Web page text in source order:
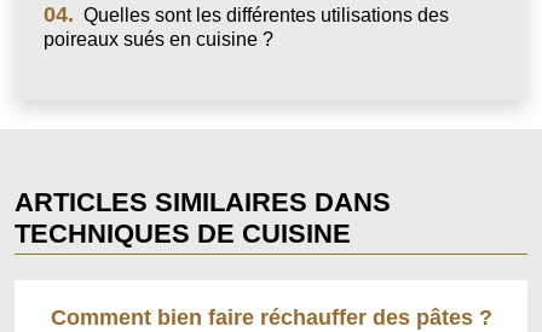
04. Quelles sont les différentes utilisations des
poireaux sués en cuisine ?
ARTICLES SIMILAIRES DANS
TECHNIQUES DE CUISINE
Comment bien faire réchauffer des pâtes ?